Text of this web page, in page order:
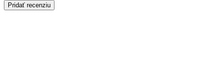
Pridať recenziu